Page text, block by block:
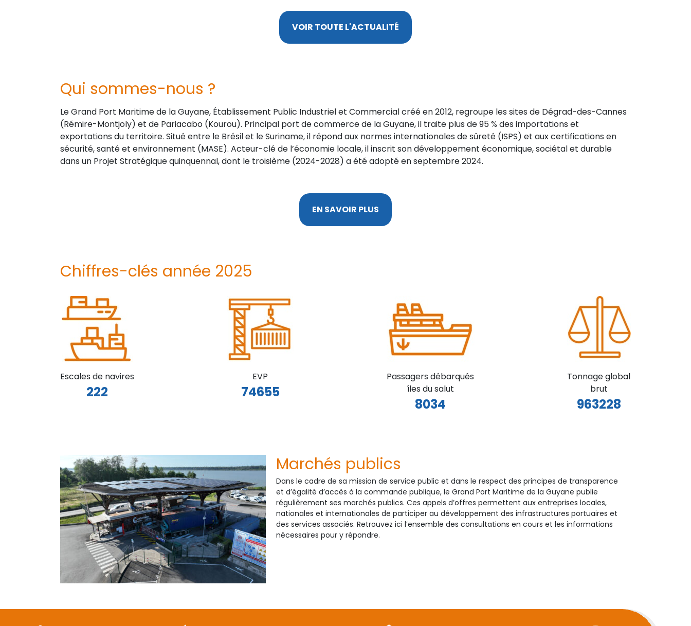
VOIR TOUTE L'ACTUALITÉ
Qui sommes-nous ?
Le Grand Port Maritime de la Guyane, Établissement Public Industriel et Commercial créé en 2012, regroupe les sites de Dégrad-des-Cannes
(Rémire-Montjoly) et de Pariacabo (Kourou). Principal port de commerce de la Guyane, il traite plus de 95 % des importations et
exportations du territoire. Situé entre le Brésil et le Suriname, il répond aux normes internationales de sûreté (ISPS) et aux certifications en
sécurité, santé et environnement (MASE). Acteur-clé de l’économie locale, il inscrit son développement économique, sociétal et durable
dans un Projet Stratégique quinquennal, dont le troisième (2024-2028) a été adopté en septembre 2024.
EN SAVOIR PLUS
Chiffres-clés année 2025
Escales de navires
222
EVP
74655
Passagers débarqués
îles du salut
8034
Tonnage global
brut
963228
Marchés publics
Dans le cadre de sa mission de service public et dans le respect des principes de transparence
et d’égalité d’accès à la commande publique, le Grand Port Maritime de la Guyane publie
régulièrement ses marchés publics. Ces appels d’offres permettent aux entreprises locales,
nationales et internationales de participer au développement des infrastructures portuaires et
des services associés. Retrouvez ici l’ensemble des consultations en cours et les informations
nécessaires pour y répondre.